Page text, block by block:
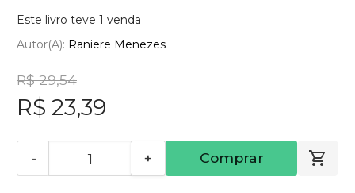
Este livro teve 1 venda
Autor(a): Raniere Menezes
R$ 29,54
R$ 23,39
- + Comprar